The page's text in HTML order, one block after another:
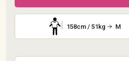
158cm / 51kg M